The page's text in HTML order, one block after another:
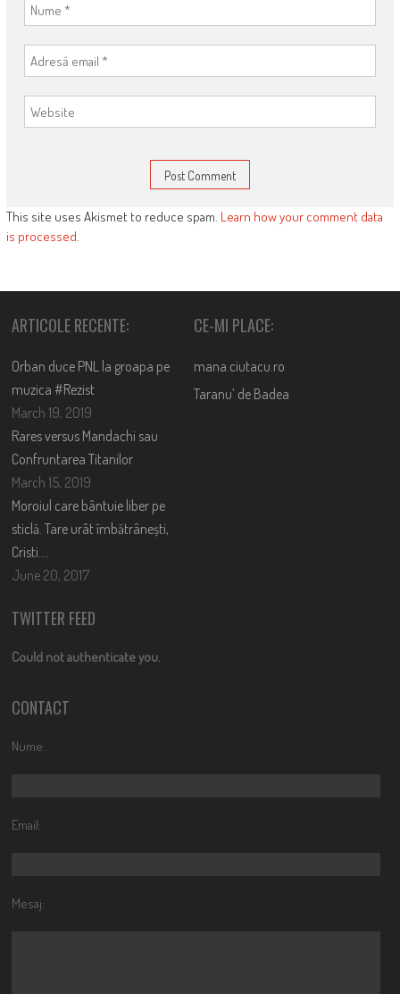
This site uses Akismet to reduce spam. Learn how your comment data
is processed.
ARTICOLE RECENTE:
Orban duce PNL la groapa pe
muzica #Rezist
March 19, 2019
Rares versus Mandachi sau
Confruntarea Titanilor
March 15, 2019
Moroiul care bântuie liber pe
sticlă. Tare urât îmbătrânești,
Cristi….
June 20, 2017
CE-MI PLACE:
mana.ciutacu.ro
Taranu’ de Badea
TWITTER FEED
Could not authenticate you.
CONTACT
Nume:
Email:
Mesaj: